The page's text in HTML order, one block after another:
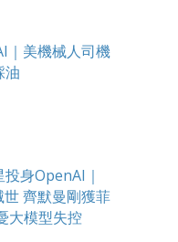
｜美機械人司機
油
身OpenAI｜
齊默曼剛獲菲
大模型失控